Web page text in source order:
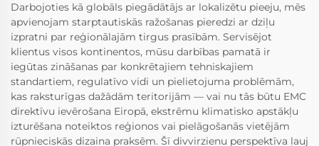
Darbojoties kā globāls piegādātājs ar lokalizētu pieeju, mēs
apvienojam starptautiskās ražošanas pieredzi ar dziļu
izpratni par reģionālajām tirgus prasībām. Servisējot
klientus visos kontinentos, mūsu darbības pamatā ir
iegūtas zināšanas par konkrētajiem tehniskajiem
standartiem, regulatīvo vidi un pielietojuma problēmām,
kas raksturīgas dažādām teritorijām — vai nu tās būtu EMC
direktīvu ievērošana Eiropā, ekstrēmu klimatisko apstākļu
izturēšana noteiktos reģionos vai pielāgošanās vietējām
rūpnieciskās dizaina praksēm. Šī divvirzienu perspektīva ļauj